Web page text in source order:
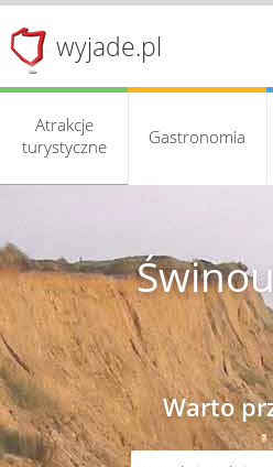
wyjade.pl
Atrakcje
turystyczne
Gastronomia
Warto